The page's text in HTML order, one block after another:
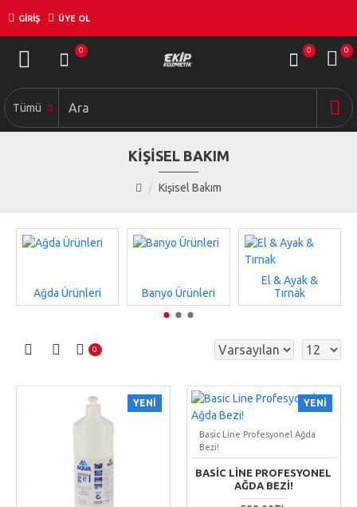
GIRIŞ ÜYE OL
0 0 0
Tümü
Kişisel Bakım
KIŞISEL BAKIM
Ağda Ürünleri Banyo Ürünleri
El & Ayak &
Tırnak
0
YENI YENI
Basic Line Profesyonel Ağda
Bezi!
BASIC LINE PROFESYONEL
AĞDA BEZI!